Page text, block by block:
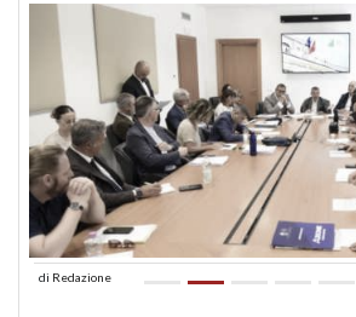
di Redazione